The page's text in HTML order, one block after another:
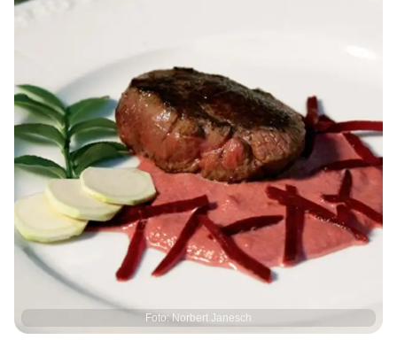
Foto: Norbert Janesch